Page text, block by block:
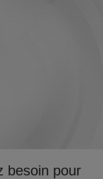
besoin pour